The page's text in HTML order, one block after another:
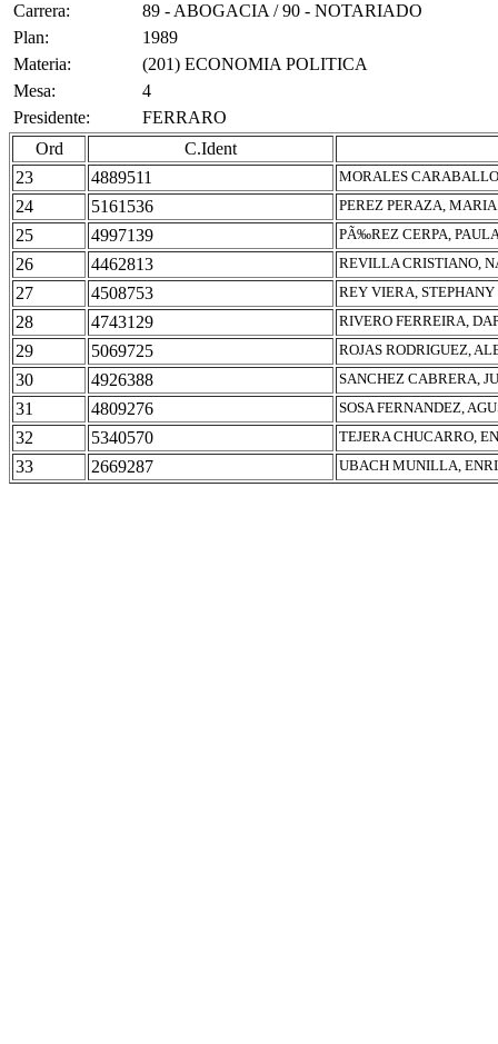
Carrera:
89 - ABOGACIA / 90 - NOTARIADO
Plan:
1989
Materia:
(201) ECONOMIA POLITICA
Mesa:
4
Presidente:
FERRARO
Ord
C.Ident
23
4889511 MORALES
24 5161536 PEREZ PERAZA,
25 4997139 PÃ‰REZ CERPA,
26 4462813 REVILLA CRISTIANO,
27 4508753 REY VIERA,
28 4743129 RIVERO FERREIRA,
29 5069725 ROJAS RODRIGUEZ,
30 4926388 SANCHEZ CABRERA,
31 4809276 SOSA FERNANDEZ,
32 5340570 TEJERA CHUCARRO,
33 2669287 UBACH MUNILLA,